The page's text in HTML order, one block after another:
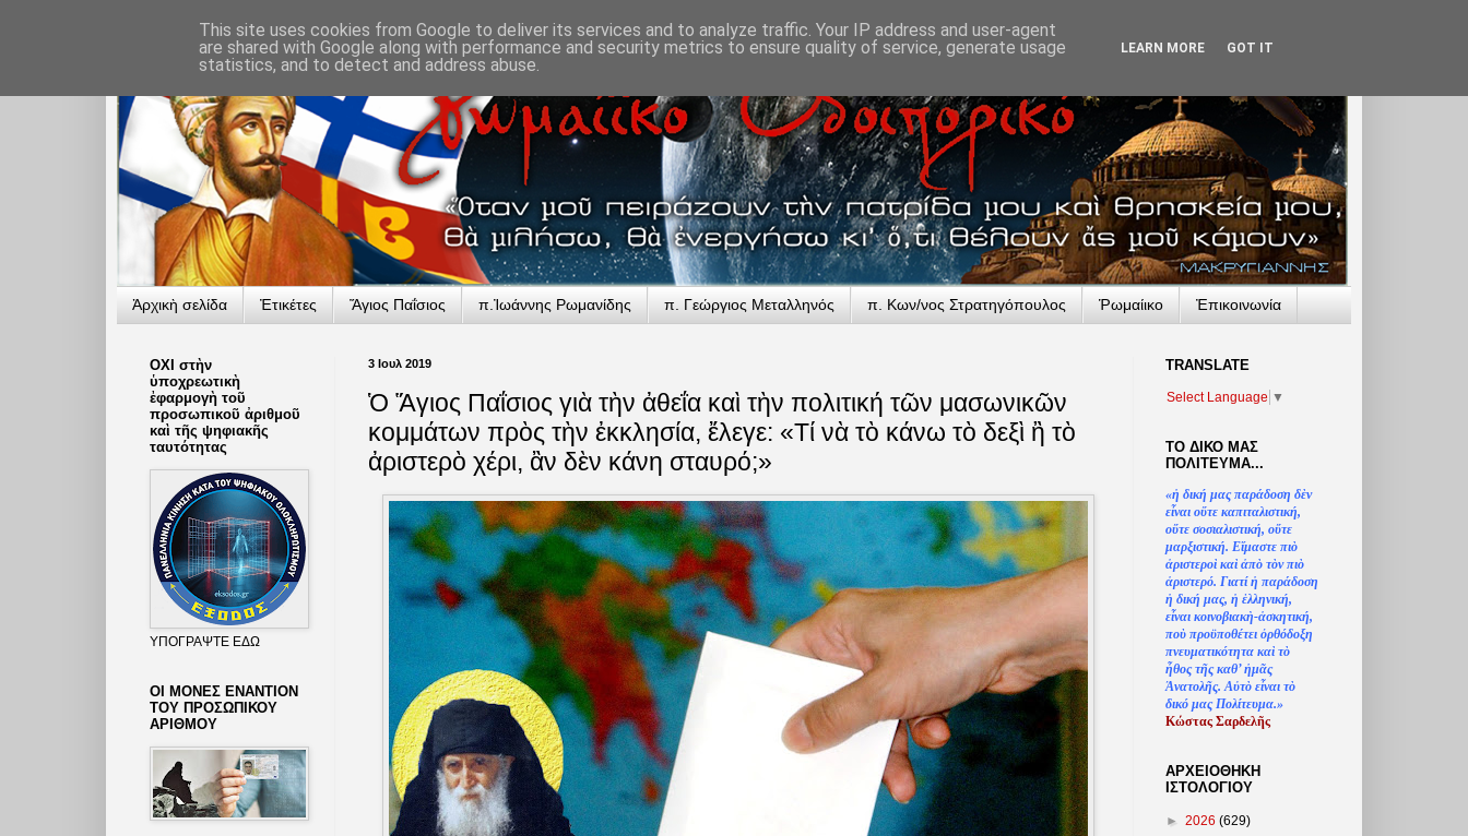
Ἀρχικὴ σελίδα Ἐτικέτες Ἅγιος Παΐσιος π.Ἰωάννης Ρωμανίδης π. Γεώργιος Μεταλληνός π. Κων/νος Στρατηγόπουλος Ῥωμαίικο Ἐπικοινωνία
3 Ιουλ 2019
Ὁ Ἅγιος Παΐσιος γιὰ τὴν ἀθεΐα καὶ τὴν πολιτική τῶν μασωνικῶν
κομμάτων πρὸς τὴν ἐκκλησία, ἔλεγε: «Τί νὰ τὸ κάνω τὸ δεξὶ ἢ τὸ
ἀριστερὸ χέρι, ἂν δὲν κάνη σταυρό;»
ΟΧΙ στὴν
ὑποχρεωτικὴ
ἐφαρμογὴ τοῦ
προσωπικοῦ ἀριθμοῦ
καὶ τῆς ψηφιακῆς
ταυτότητας
ΥΠΟΓΡΑΨΤΕ ΕΔΩ
ΟΙ ΜΟΝΕΣ ΕΝΑΝΤΙΟΝ
ΤΟΥ ΠΡΟΣΩΠΙΚΟΥ
ΑΡΙΘΜΟΥ
TRANSLATΕ
Select Language ▼
ΤΟ ΔΙΚΟ ΜΑΣ
ΠΟΛΙΤΕΥΜΑ...
«ἡ δική μας παράδοση δὲν
εἶναι οὔτε καπιταλιστική,
οὔτε σοσιαλιστική, οὔτε
μαρξιστική. Εἴμαστε πιὸ
ἀριστεροὶ καὶ ἀπὸ τὸν πιὸ
ἀριστερό. Γιατίἡ παράδοση
ἡ δική μας, ἡ ἑλληνική,
εἶναι κοινοβιακὴ-ἀσκητική,
ποὺ προϋποθέτει ὀρθόδοξη
πνευματικότητα καὶ τὸ
ἦθος τῆς καθ’ἠμᾶς
Ἀνατολῆς. Αὐτὸ εἶναι τὸ
δικό μας Πολίτευμα.»
Κώστας Σαρδελῆς
ΑΡΧΕΙΟΘΗΚΗ
ΙΣΤΟΛΟΓΙΟΥ
► 2026 (629)
This site uses cookies from Google to deliver its services and to analyze traffic. Your IP address and user-agent
are shared with Google along with performance and security metrics to ensure quality of service, generate usage
statistics, and to detect and address abuse.
LEARN MORE GOT IT